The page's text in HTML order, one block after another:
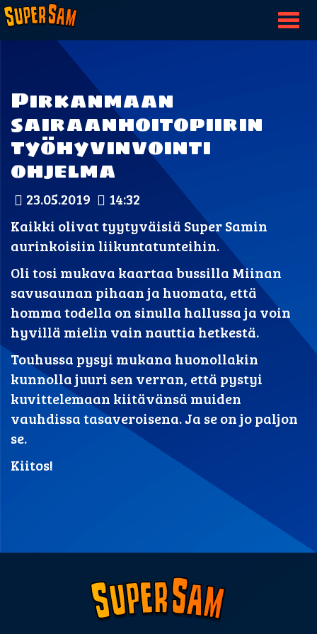
Pirkanmaan
sairaanhoitopiirin
työhyvinvointi
ohjelma
23.05.2019
14:32
Kaikki olivat tyytyväisiä Super Samin
aurinkoisiin liikuntatunteihin.
Oli tosi mukava kaartaa bussilla Miinan
savusaunan pihaan ja huomata, että
homma todella on sinulla hallussa ja voin
hyvillä mielin vain nauttia hetkestä.
Touhussa pysyi mukana huonollakin
kunnolla juuri sen verran, että pystyi
kuvittelemaan kiitävänsä muiden
vauhdissa tasaveroisena. Ja se on jo paljon
se.
Kiitos!